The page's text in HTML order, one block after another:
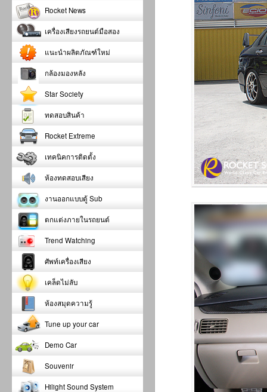
Rocket News
เครื่องเสียงรถยนต์มือสอง
แนะนำผลิตภัณฑ์ใหม่
กล้องมองหลัง
Star Society
ทดสอบสินค้า
Rocket Extreme
เทคนิคการติดตั้ง
ห้องทดสอบเสียง
งานออกแบบตู้ Sub
ตกแต่งภายในรถยนต์
Trend Watching
ศัพท์เครื่องเสียง
เคล็ดไม่ลับ
ห้องสมุดความรู้
Tune up your car
Demo Car
Souvenir
Hilight Sound System